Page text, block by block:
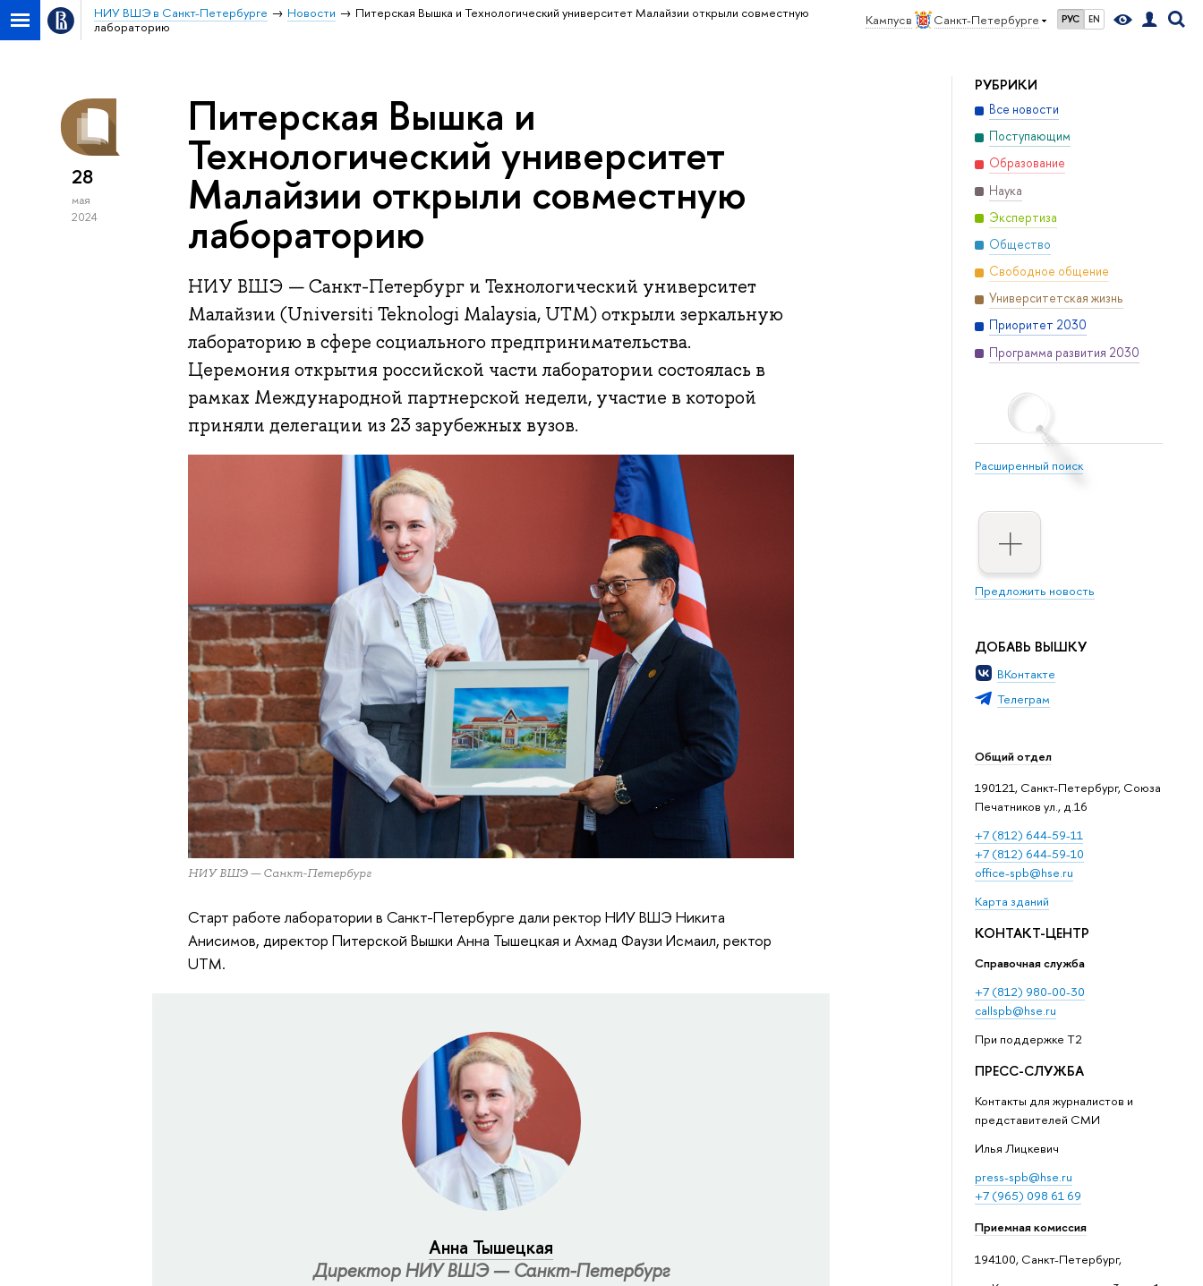
Кампус в Санкт-Петербурге РУС EN
НИУ ВШЭ в Санкт-Петербурге Новости
Питерская Вышка и Технологический университет Малайзии открыли совместную
лабораторию
РУБРИКИ
Все новости
Поступающим
Образование
Наука
Экспертиза
Общество
Свободное общение
Университетская жизнь
Приоритет 2030
Программа развития 2030
Расширенный поиск
Предложить новость
ДОБАВЬ ВЫШКУ
ВКонтакте
Телеграм
Общий отдел
190121, Санкт-Петербург, Союза
Печатников ул., д.16
+7 (812) 644-59-11
+7 (812) 644-59-10
office-spb@hse.ru
Карта зданий
КОНТАКТ-ЦЕНТР
Справочная служба
+7 (812) 980-00-30
callspb@hse.ru
При поддержке T2
ПРЕСС-СЛУЖБА
Контакты для журналистов и
представителей СМИ
Илья Лицкевич
press-spb@hse.ru
+7 (965) 098 61 69
Приемная комиссия
194100, Санкт-Петербург,
28
мая
2024
Питерская Вышка и
Технологический университет
Малайзии открыли совместную
лабораторию
НИУ ВШЭ — Санкт-Петербург и Технологический университет
Малайзии (Universiti Teknologi Malaysia, UTM) открыли зеркальную
лабораторию в сфере социального предпринимательства.
Церемония открытия российской части лаборатории состоялась в
рамках Международной партнерской недели, участие в которой
приняли делегации из 23 зарубежных вузов.
НИУ ВШЭ — Санкт-Петербург
Старт работе лаборатории в Санкт-Петербурге дали ректор НИУ ВШЭ Никита
Анисимов, директор Питерской Вышки Анна Тышецкая и Ахмад Фаузи Исмаил, ректор
UTM.
Анна Тышецкая
Директор НИУ ВШЭ — Санкт-Петербург